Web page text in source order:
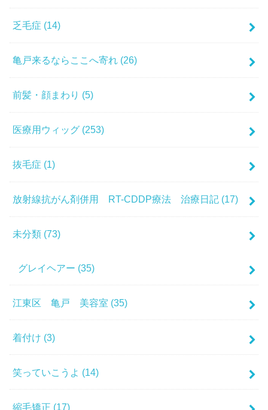
乏毛症 (14)
亀戸来るならここへ寄れ (26)
前髪・顔まわり (5)
医療用ウィッグ (253)
抜毛症 (1)
放射線抗がん剤併用 RT-CDDP療法 治療日記 (17)
未分類 (73)
グレイヘアー (35)
江東区 亀戸 美容室 (35)
着付け (3)
笑っていこうよ (14)
縮毛矯正 (17)